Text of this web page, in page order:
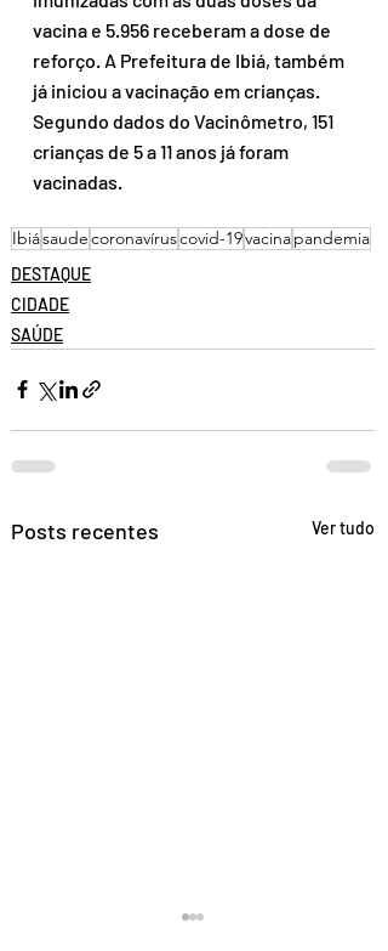
vacina e 5.956 receberam a dose de
reforço. A Prefeitura de Ibiá, também
já iniciou a vacinação em crianças.
Segundo dados do Vacinômetro, 151
crianças de 5 a 11 anos já foram
vacinadas.
Ibiásaudecoronavíruscovid-19vacinapandemia
DESTAQUE
CIDADE
SAÚDE
Posts recentes Ver tudo